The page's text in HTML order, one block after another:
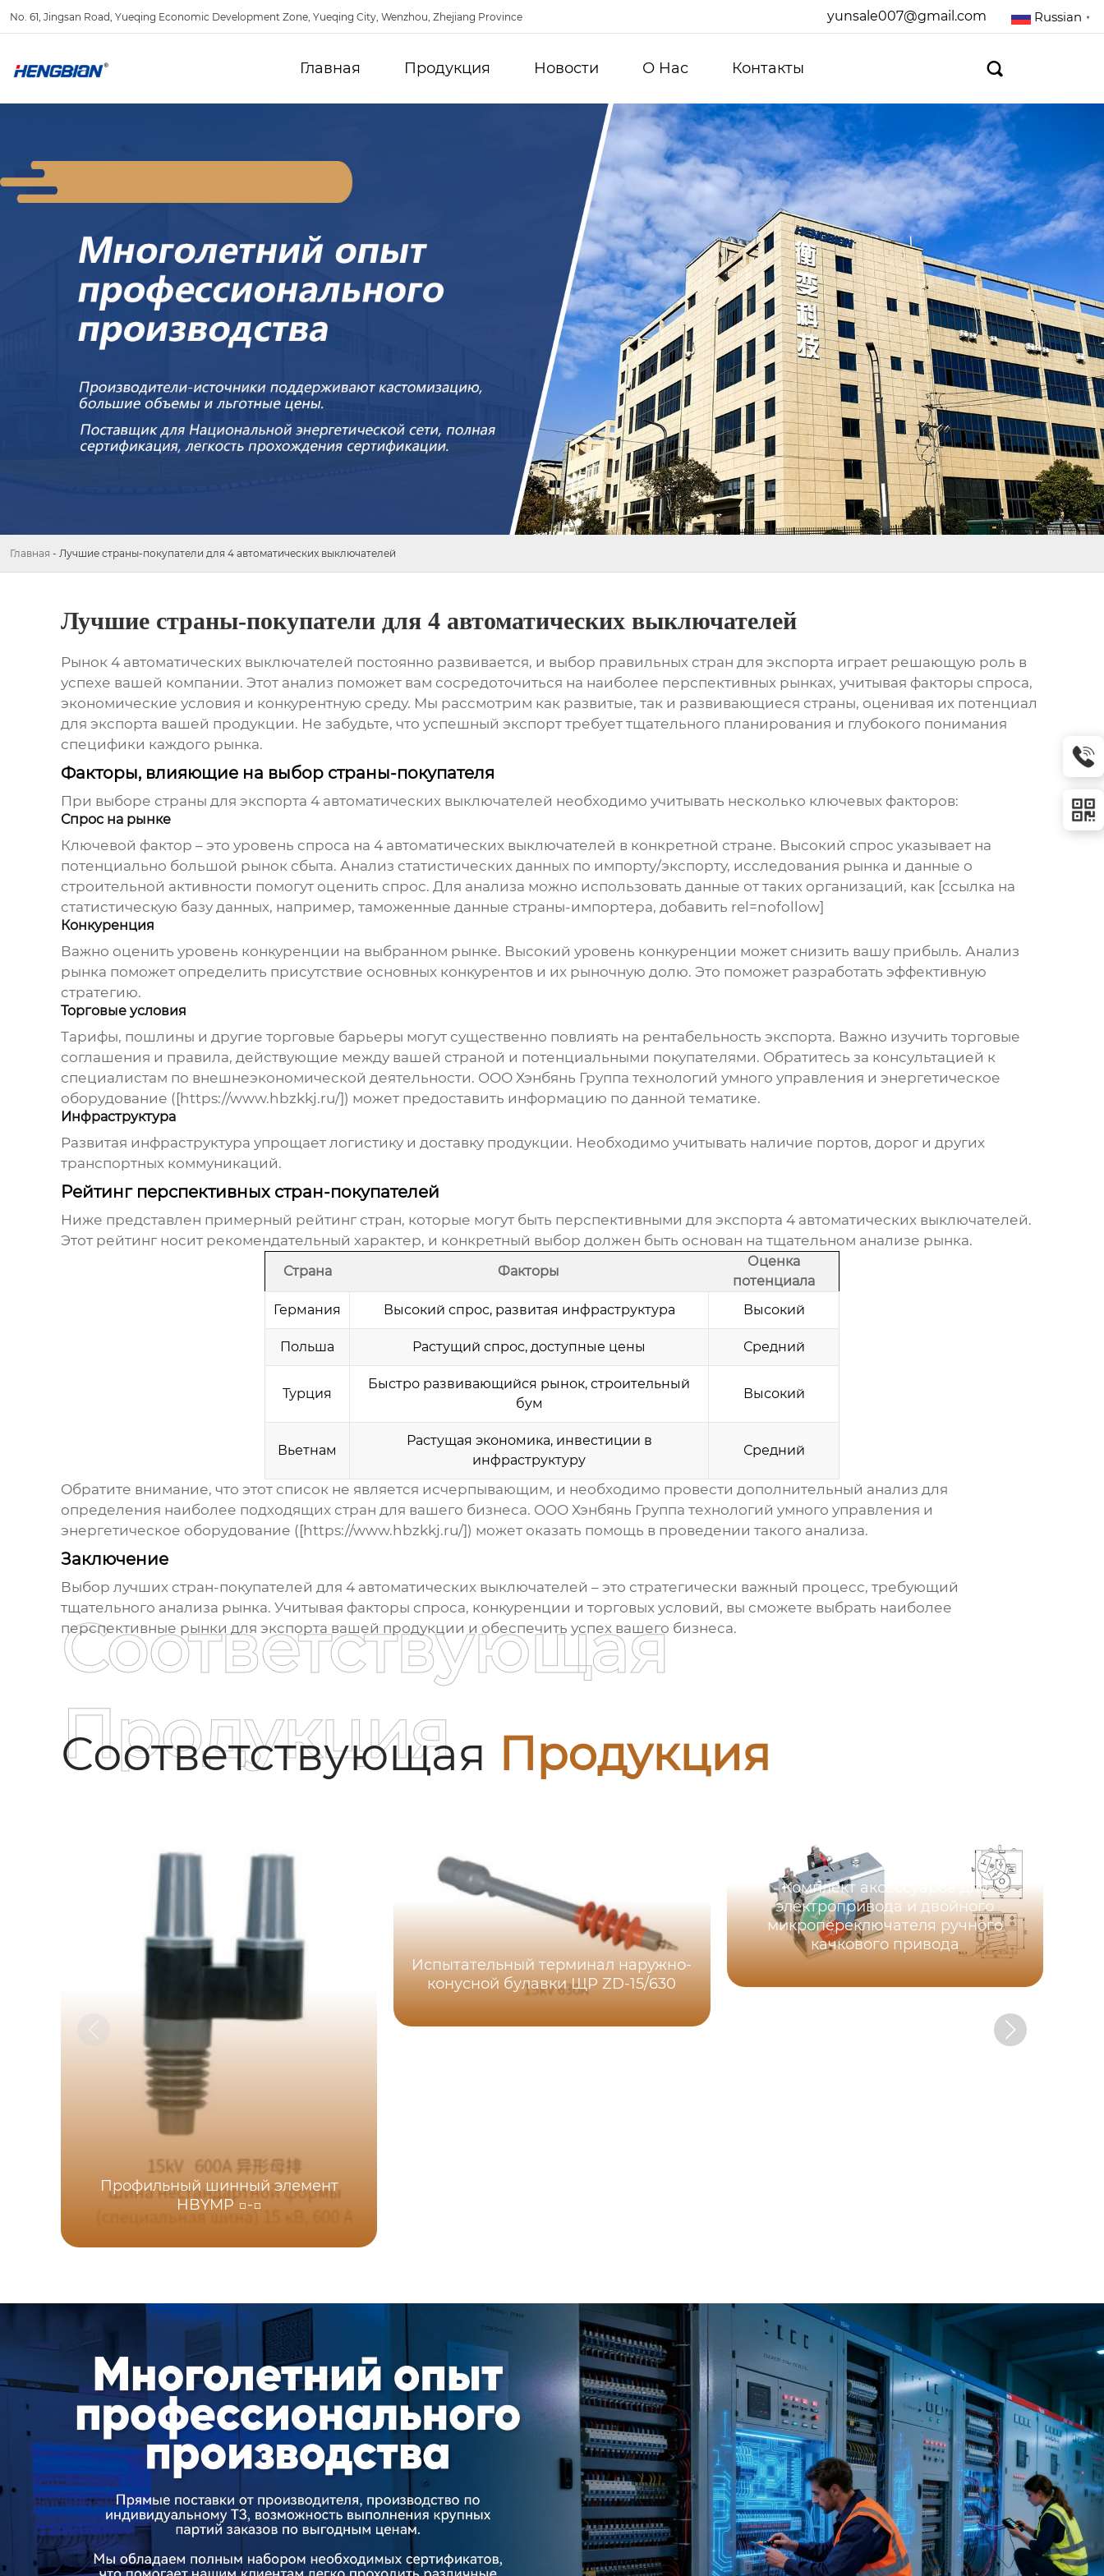
No. 61, Jingsan Road, Yueqing Economic Development Zone, Yueqing City, Wenzhou, Zhejiang Province yunsale007@gmail.com Russian ▼
Главная Продукция Новости О Hас Контакты 
Главная - Лучшие страны-покупатели для 4 автоматических выключателей
Лучшие страны-покупатели для 4 автоматических выключателей
Рынок 4 автоматических выключателей постоянно развивается, и выбор правильных стран для экспорта играет решающую роль в
успехе вашей компании. Этот анализ поможет вам сосредоточиться на наиболее перспективных рынках, учитывая факторы спроса,
экономические условия и конкурентную среду. Мы рассмотрим как развитые, так и развивающиеся страны, оценивая их потенциал
для экспорта вашей продукции. Не забудьте, что успешный экспорт требует тщательного планирования и глубокого понимания
специфики каждого рынка.
Факторы, влияющие на выбор страны-покупателя
При выборе страны для экспорта 4 автоматических выключателей необходимо учитывать несколько ключевых факторов:
Спрос на рынке
Ключевой фактор – это уровень спроса на 4 автоматических выключателей в конкретной стране. Высокий спрос указывает на
потенциально большой рынок сбыта. Анализ статистических данных по импорту/экспорту, исследования рынка и данные о
строительной активности помогут оценить спрос. Для анализа можно использовать данные от таких организаций, как [ссылка на
статистическую базу данных, например, таможенные данные страны-импортера, добавить rel=nofollow]
Конкуренция
Важно оценить уровень конкуренции на выбранном рынке. Высокий уровень конкуренции может снизить вашу прибыль. Анализ
рынка поможет определить присутствие основных конкурентов и их рыночную долю. Это поможет разработать эффективную
стратегию.
Торговые условия
Тарифы, пошлины и другие торговые барьеры могут существенно повлиять на рентабельность экспорта. Важно изучить торговые
соглашения и правила, действующие между вашей страной и потенциальными покупателями. Обратитесь за консультацией к
специалистам по внешнеэкономической деятельности. ООО Хэнбянь Группа технологий умного управления и энергетическое
оборудование ([https://www.hbzkkj.ru/]) может предоставить информацию по данной тематике.
Инфраструктура
Развитая инфраструктура упрощает логистику и доставку продукции. Необходимо учитывать наличие портов, дорог и других
транспортных коммуникаций.
Рейтинг перспективных стран-покупателей
Ниже представлен примерный рейтинг стран, которые могут быть перспективными для экспорта 4 автоматических выключателей.
Этот рейтинг носит рекомендательный характер, и конкретный выбор должен быть основан на тщательном анализе рынка.
Страна Факторы
Оценка
потенциала
Германия
Высокий спрос, развитая инфраструктура Высокий
Польша Растущий спрос, доступные цены Средний
Турция
Быстро развивающийся рынок, строительный
бум
Высокий
Вьетнам
Растущая экономика, инвестиции в
инфраструктуру
Средний
Обратите внимание, что этот список не является исчерпывающим, и необходимо провести дополнительный анализ для
определения наиболее подходящих стран для вашего бизнеса. ООО Хэнбянь Группа технологий умного управления и
энергетическое оборудование ([https://www.hbzkkj.ru/]) может оказать помощь в проведении такого анализа.
Заключение
Выбор лучших стран-покупателей для 4 автоматических выключателей – это стратегически важный процесс, требующий
тщательного анализа рынка. Учитывая факторы спроса, конкуренции и торговых условий, вы сможете выбрать наиболее
перспективные рынки для экспорта вашей продукции и обеспечить успех вашего бизнеса.
Соответствующая Продукция
Соответствующая
Продукция
Профильный шинный элемент
HBYMP □-□
Испытательный терминал наружно-
конусной булавки ЩР ZD-15/630
Комплект аксессуаров для
электропривода и двойного
микропереключателя ручного
качкового привода